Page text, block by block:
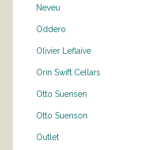
Neveu
Oddero
Olivier Leflaive
Orin Swift Cellars
Otto Suensen
Otto Suenson
Outlet